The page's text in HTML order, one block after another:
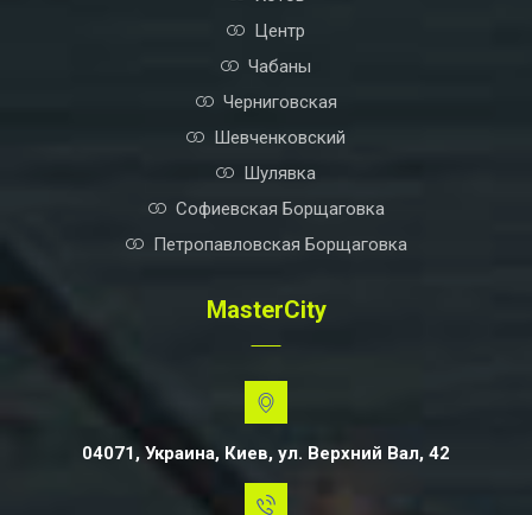
Центр
Чабаны
Черниговская
Шевченковский
Шулявка
Софиевская Борщаговка
Петропавловская Борщаговка
MasterCity
04071, Украина, Киев, ул. Верхний Вал, 42